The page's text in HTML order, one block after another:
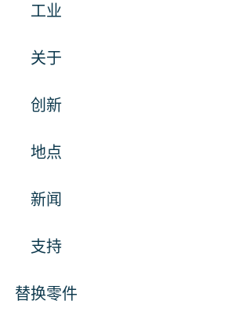
工业
关于
创新
地点
新闻
支持
替换零件